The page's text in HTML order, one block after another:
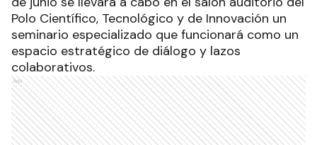
Polo Científico, Tecnológico y de Innovación un
seminario especializado que funcionará como un
espacio estratégico de diálogo y lazos
colaborativos.
Ads